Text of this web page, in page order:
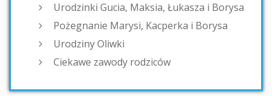
Urodzinki Gucia, Maksia, Łukasza i Borysa
Pożegnanie Marysi, Kacperka i Borysa
Urodziny Oliwki
Ciekawe zawody rodziców